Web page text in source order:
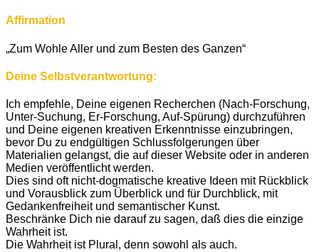
Affirmation
„Zum Wohle Aller und zum Besten des Ganzen“
Deine Selbstverantwortung:
Ich empfehle, Deine eigenen Recherchen (Nach-Forschung,
Unter-Suchung, Er-Forschung, Auf-Spürung) durchzuführen
und Deine eigenen kreativen Erkenntnisse einzubringen,
bevor Du zu endgültigen Schlussfolgerungen über
Materialien gelangst, die auf dieser Website oder in anderen
Medien veröffentlicht werden.
Dies sind oft nicht-dogmatische kreative Ideen mit Rückblick
und Vorausblick zum Überblick und für Durchblick, mit
Gedankenfreiheit und semantischer Kunst.
Beschränke Dich nie darauf zu sagen, daß dies die einzige
Wahrheit ist.
Die Wahrheit ist Plural, denn sowohl als auch.